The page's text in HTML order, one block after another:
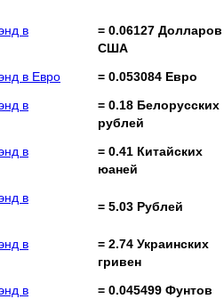
в
= 0.06127 Долларов
США
в Евро
= 0.053084 Евро
в
= 0.18 Белорусских
рублей
в
= 0.41 Китайских
юаней
в
= 5.03 Рублей
в
= 2.74 Украинских
гривен
в
= 0.045499 Фунтов